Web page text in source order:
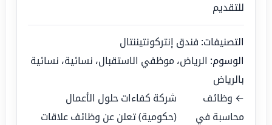
للتقديم
التصنيفات: فندق إنتركونتيننتال
الوسوم: الرياض، موظفي الاستقبال، نسائية، نسائية
بالرياض
← وظائف
محاسبة في
شركة كفاءات حلول الأعمال
(حكومية) تعلن عن وظائف علاقات